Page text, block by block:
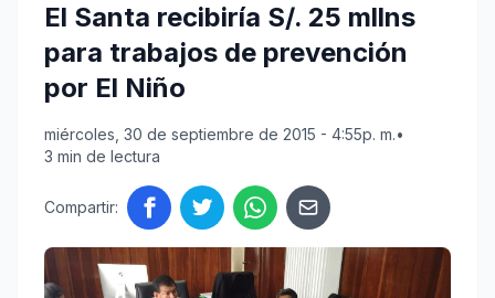
El Santa recibiría S/. 25 mllns
para trabajos de prevención
por El Niño
miércoles, 30 de septiembre de 2015 - 4:55p. m.•
3 min de lectura
Compartir: